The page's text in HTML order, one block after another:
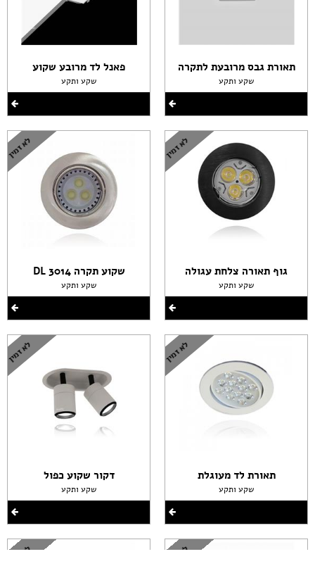
תאורת גבס מרובעת לתקרה
שקע ותקע
גוף תאורה צלחת עגולה
שקע ותקע
תאורת לד מעוגלת
שקע ותקע
פאנל לד מרובע שקוע
שקע ותקע
שקוע תקרה DL 3014
שקע ותקע
דקור שקוע כפול
שקע ותקע